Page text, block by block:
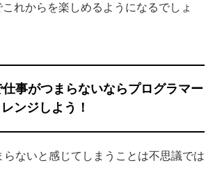
れからを楽しめるようになるでしょ
事がつまらないならプログラマー
ンジしよう！
ないと感じてしまうことは不思議では